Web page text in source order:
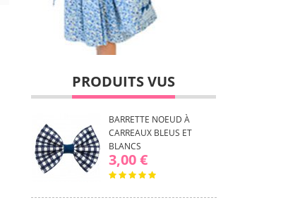
PRODUITS VUS
BARRETTE NOEUD À
CARREAUX BLEUS ET
BLANCS
3,00 €